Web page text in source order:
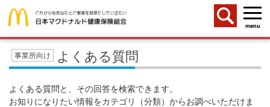
menu
よくある質問
よくある質問と、その回答を検索できます。
お知りになりたい情報をカテゴリ（分類）からお調べいただけま